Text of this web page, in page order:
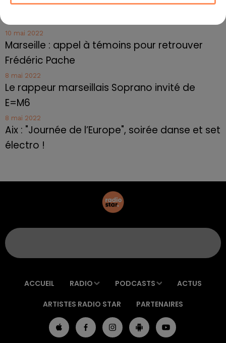
10 mai 2022
10 mai 2022
Marseille : appel à témoins pour retrouver
Frédéric Pache
8 mai 2022
Le rappeur marseillais Soprano invité de
E=M6
8 mai 2022
Aix : "Journée de l’Europe", soirée danse et set
électro !
ACCUEIL RADIO PODCASTS ACTUS
ARTISTES RADIO STAR PARTENAIRES